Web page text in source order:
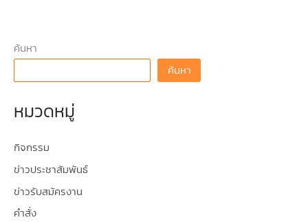
ค้นหา
ค้นหา
หมวดหมู่
กิจกรรม
ข่าวประชาสัมพันธ์
ข่าวรับสมัครงาน
คำสั่ง